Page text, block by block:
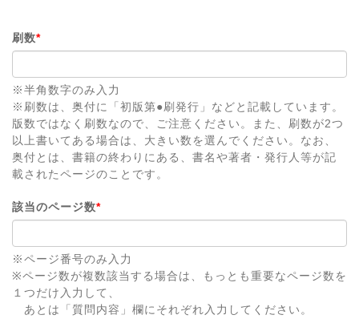
刷数*
※半角数字のみ入力
※刷数は、奥付に「初版第●刷発行」などと記載しています。
版数ではなく刷数なので、ご注意ください。また、刷数が2つ
以上書いてある場合は、大きい数を選んでください。なお、
奥付とは、書籍の終わりにある、書名や著者・発行人等が記
載されたページのことです。
該当のページ数*
※ページ番号のみ入力
※ページ数が複数該当する場合は、もっとも重要なページ数を
１つだけ入力して、
あとは「質問内容」欄にそれぞれ入力してください。